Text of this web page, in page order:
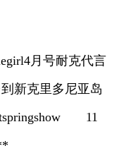
月号耐克代言
克里多尼亚岛
11